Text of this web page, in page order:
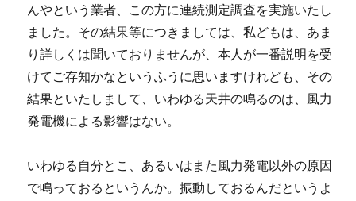
んやという業者、この方に連続測定調査を実施いたし
ました。その結果等につきましては、私どもは、あま
り詳しくは聞いておりませんが、本人が一番説明を受
けてご存知かなというふうに思いますけれども、その
結果といたしまして、いわゆる天井の鳴るのは、風力
発電機による影響はない。
いわゆる自分とこ、あるいはまた風力発電以外の原因
で鳴っておるというんか。振動しておるんだというよ